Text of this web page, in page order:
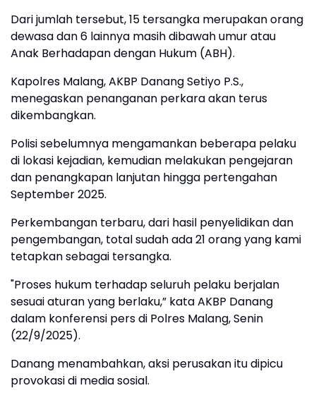
Dari jumlah tersebut, 15 tersangka merupakan orang
dewasa dan 6 lainnya masih dibawah umur atau
Anak Berhadapan dengan Hukum (ABH).
Kapolres Malang, AKBP Danang Setiyo P.S.,
menegaskan penanganan perkara akan terus
dikembangkan.
Polisi sebelumnya mengamankan beberapa pelaku
di lokasi kejadian, kemudian melakukan pengejaran
dan penangkapan lanjutan hingga pertengahan
September 2025.
Perkembangan terbaru, dari hasil penyelidikan dan
pengembangan, total sudah ada 21 orang yang kami
tetapkan sebagai tersangka.
"Proses hukum terhadap seluruh pelaku berjalan
sesuai aturan yang berlaku,” kata AKBP Danang
dalam konferensi pers di Polres Malang, Senin
(22/9/2025).
Danang menambahkan, aksi perusakan itu dipicu
provokasi di media sosial.